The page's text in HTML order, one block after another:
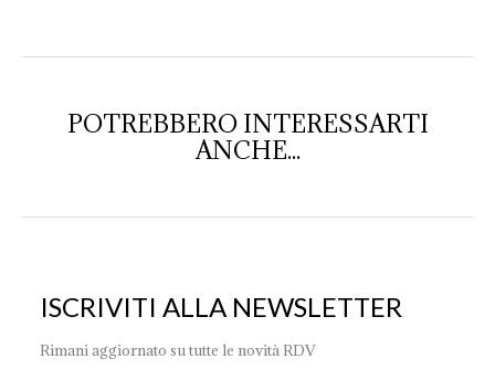
POTREBBERO INTERESSARTI
ANCHE...
ISCRIVITI ALLA NEWSLETTER
Rimani aggiornato su tutte le novità RDV